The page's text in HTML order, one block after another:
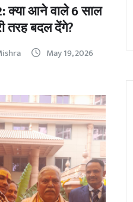
क्या आने वाले 6 साल
तरह बदल देंगे?
May 19, 2026